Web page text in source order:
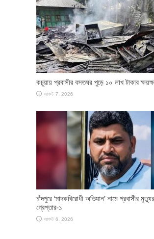
কচুয়ায় প্রবাসীর বসতঘর পুড়ে ১০ লাখ টাকার
আগস্ট 7, 2026
চাঁদপুরে ‘মাদকবিরোধী অভিযান’ নামে প্রবাসীর
গ্রেপ্তার-১
আগস্ট 6, 2026